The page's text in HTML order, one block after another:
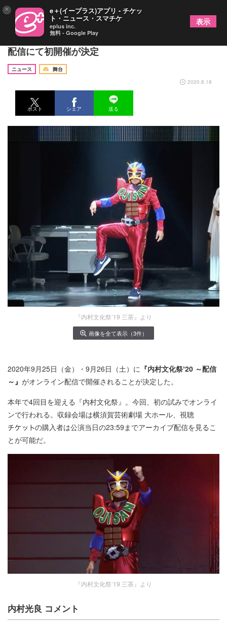
内村光良によるライブ『内村文化祭』 オンライン
配信にて初開催が決定
ニュース
舞台
2020.8.18
ポスト シェア 送る
『内村文化祭’19 三茶』より
画像を全て表示（3件）
2020年9月25日（金）・9月26日（土）に 『内村文化祭ʼ20 ～配信
～』 がオンライン配信で開催されることが決定した。
本年で4回目を迎える『内村文化祭』。今回、初の試みでオンライ
ンで行われる。収録会場は横須賀芸術劇場 大ホール、視聴
の購入者は公演当日の23:59までアーカイブ配信を見るこ
とが可能だ。
『内村文化祭’19 三茶』より
内村光良 コメント
× e＋(イープラス)アプリ - チケッ
ト・ニュース・スマチケ
eplus inc.
無料 - Google Play
表示